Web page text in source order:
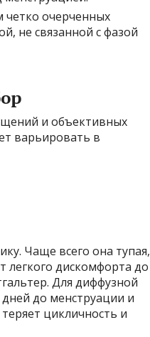
четко очерченных
не связанной с фазой
и объективных
варьировать в
Чаще всего она тупая,
легкого дискомфорта до
Для диффузной
до менструации и
цикличность и